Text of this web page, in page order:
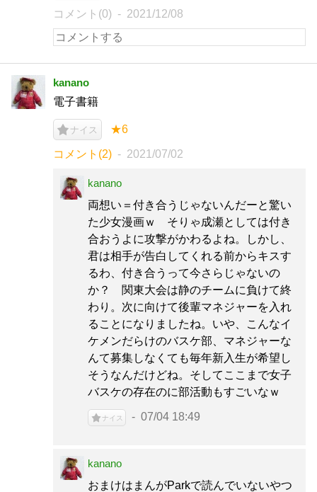
コメント(0) 2021/12/08
kanano
電子書籍
ナイス ★6
コメント(2) 2021/07/02
kanano
両想い＝付き合うじゃないんだーと驚い
た少女漫画ｗ そりゃ成瀬としては付き
合おうよに攻撃がかわるよね。しかし、
君は相手が告白してくれる前からキスす
るわ、付き合うって今さらじゃないの
か？ 関東大会は静のチームに負けて終
わり。次に向けて後輩マネジャーを入れ
ることになりましたね。いや、こんなイ
ケメンだらけのバスケ部、マネジャーな
んて募集しなくても毎年新入生が希望し
そうなんだけどね。そしてここまで女子
バスケの存在のに部活動もすごいなｗ
ナイス 07/04 18:49
kanano
おまけはまんがParkで読んでいないやつ